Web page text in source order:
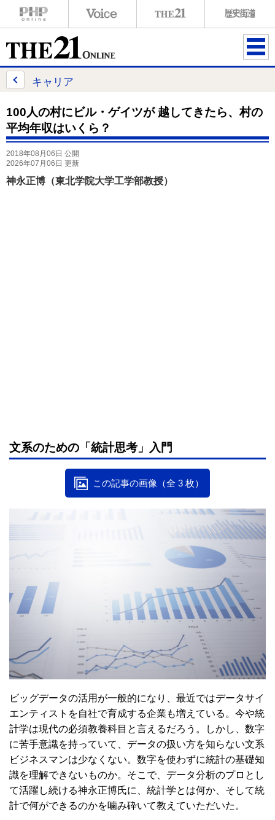
ME
キャリア
100人の村にビル・ゲイツが 越してきたら、村の
平均年収はいくら？
2018年08月06日 公開
2026年07月06日 更新
神永正博（東北学院大学工学部教授）
文系のための「統計思考」入門
この記事の画像（全 3 枚）
ビッグデータの活用が一般的になり、最近ではデータサイ
エンティストを自社で育成する企業も増えている。今や統
計学は現代の必須教養科目と言えるだろう。しかし、数字
に苦手意識を持っていて、データの扱い方を知らない文系
ビジネスマンは少なくない。数字を使わずに統計の基礎知
識を理解できないものか。そこで、データ分析のプロとし
て活躍し続ける神永正博氏に、統計学とは何か、そして統
計で何ができるのかを噛み砕いて教えていただいた。